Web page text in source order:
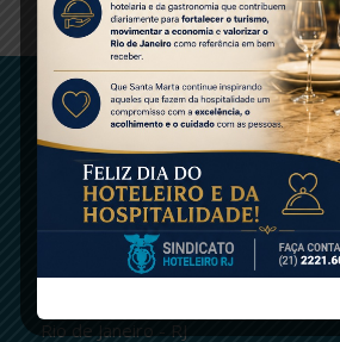
ENTRE EM CONTATO
Centro
(21)2221-6007 | fax.: 2232-2657
contato@sindicatohoteleirorj.com.br
Rio de Janeiro - RJ